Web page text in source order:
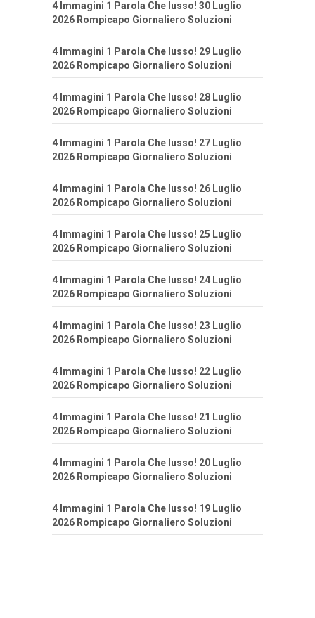
4 Immagini 1 Parola Che lusso! 30 Luglio
2026 Rompicapo Giornaliero Soluzioni
4 Immagini 1 Parola Che lusso! 29 Luglio
2026 Rompicapo Giornaliero Soluzioni
4 Immagini 1 Parola Che lusso! 28 Luglio
2026 Rompicapo Giornaliero Soluzioni
4 Immagini 1 Parola Che lusso! 27 Luglio
2026 Rompicapo Giornaliero Soluzioni
4 Immagini 1 Parola Che lusso! 26 Luglio
2026 Rompicapo Giornaliero Soluzioni
4 Immagini 1 Parola Che lusso! 25 Luglio
2026 Rompicapo Giornaliero Soluzioni
4 Immagini 1 Parola Che lusso! 24 Luglio
2026 Rompicapo Giornaliero Soluzioni
4 Immagini 1 Parola Che lusso! 23 Luglio
2026 Rompicapo Giornaliero Soluzioni
4 Immagini 1 Parola Che lusso! 22 Luglio
2026 Rompicapo Giornaliero Soluzioni
4 Immagini 1 Parola Che lusso! 21 Luglio
2026 Rompicapo Giornaliero Soluzioni
4 Immagini 1 Parola Che lusso! 20 Luglio
2026 Rompicapo Giornaliero Soluzioni
4 Immagini 1 Parola Che lusso! 19 Luglio
2026 Rompicapo Giornaliero Soluzioni